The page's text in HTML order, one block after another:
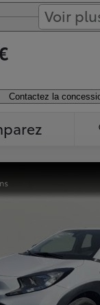
Voir
Contactez la